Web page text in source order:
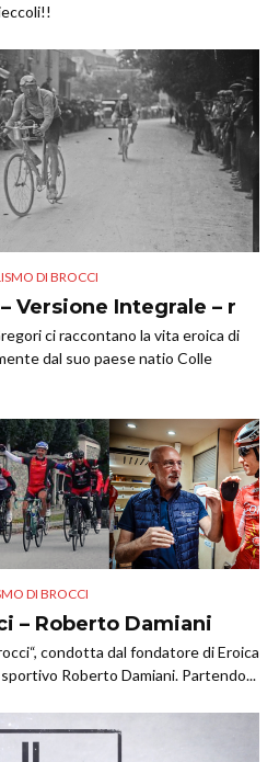
DI BROCCI
Versione Integrale – r
ci raccontano la vita eroica di
dal suo paese natio Colle
DI BROCCI
– Roberto Damiani
condotta dal fondatore di Eroica
Roberto Damiani. Partendo...